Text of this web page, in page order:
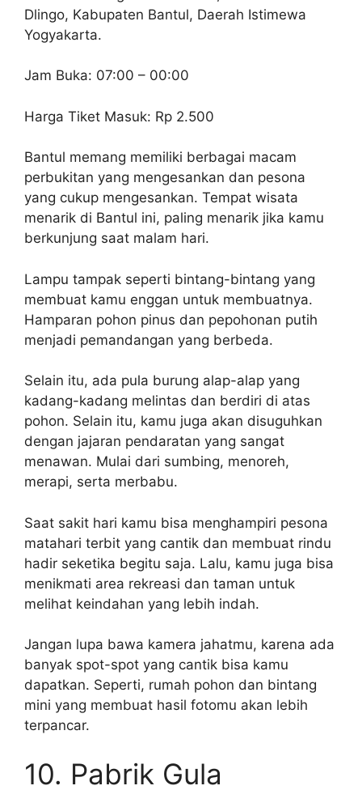
Dlingo, Kabupaten Bantul, Daerah Istimewa
Yogyakarta.
Jam Buka: 07:00 – 00:00
Harga Tiket Masuk: Rp 2.500
Bantul memang memiliki berbagai macam
perbukitan yang mengesankan dan pesona
yang cukup mengesankan. Tempat wisata
menarik di Bantul ini, paling menarik jika kamu
berkunjung saat malam hari.
Lampu tampak seperti bintang-bintang yang
membuat kamu enggan untuk membuatnya.
Hamparan pohon pinus dan pepohonan putih
menjadi pemandangan yang berbeda.
Selain itu, ada pula burung alap-alap yang
kadang-kadang melintas dan berdiri di atas
pohon. Selain itu, kamu juga akan disuguhkan
dengan jajaran pendaratan yang sangat
menawan. Mulai dari sumbing, menoreh,
merapi, serta merbabu.
Saat sakit hari kamu bisa menghampiri pesona
matahari terbit yang cantik dan membuat rindu
hadir seketika begitu saja. Lalu, kamu juga bisa
menikmati area rekreasi dan taman untuk
melihat keindahan yang lebih indah.
Jangan lupa bawa kamera jahatmu, karena ada
banyak spot-spot yang cantik bisa kamu
dapatkan. Seperti, rumah pohon dan bintang
mini yang membuat hasil fotomu akan lebih
terpancar.
10. Pabrik Gula